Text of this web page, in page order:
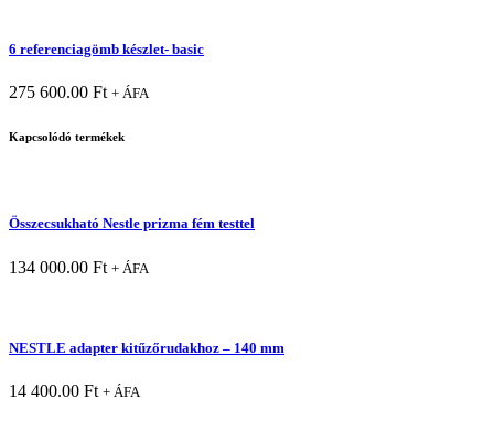
6 referenciagömb készlet- basic
275 600.00 Ft + ÁFA
Kapcsolódó termékek
Összecsukható Nestle prizma fém testtel
134 000.00 Ft + ÁFA
NESTLE adapter kitűzőrudakhoz – 140 mm
14 400.00 Ft + ÁFA